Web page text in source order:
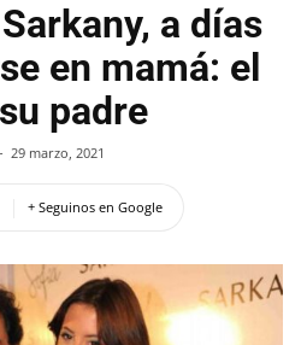
a días
en mamá: el
padre
- 29 marzo, 2021
+ Seguinos en Google